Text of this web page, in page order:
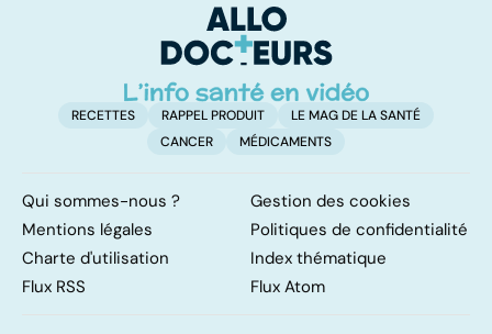
d'angine ?
RECETTES RAPPEL PRODUIT
LE MAG DE LA SANTÉ
CANCER
MÉDICAMENTS
Qui sommes-nous ?
Gestion des cookies
Mentions légales
Politiques de confidentialité
Charte d'utilisation
Index thématique
Flux RSS
Flux Atom